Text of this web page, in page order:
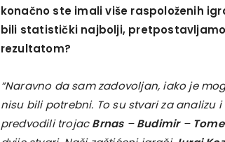
konačno ste imali više raspoloženih
bili statistički najbolji,
rezultatom?
“Naravno da sam zadovoljan, iako je
nisu bili potrebni. To su stvari za
predvodili trojacBrnas–Budimir–